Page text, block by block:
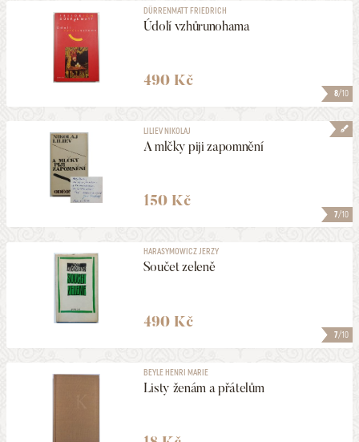
8/10
DÜRRENMATT FRIEDRICH
Údolí vzhůrunohama
490 Kč
7/10
LILIEV NIKOLAJ
A mlčky piji zapomnění
150 Kč
7/10
HARASYMOWICZ JERZY
Součet zeleně
490 Kč
BEYLE HENRI MARIE
Listy ženám a přátelům